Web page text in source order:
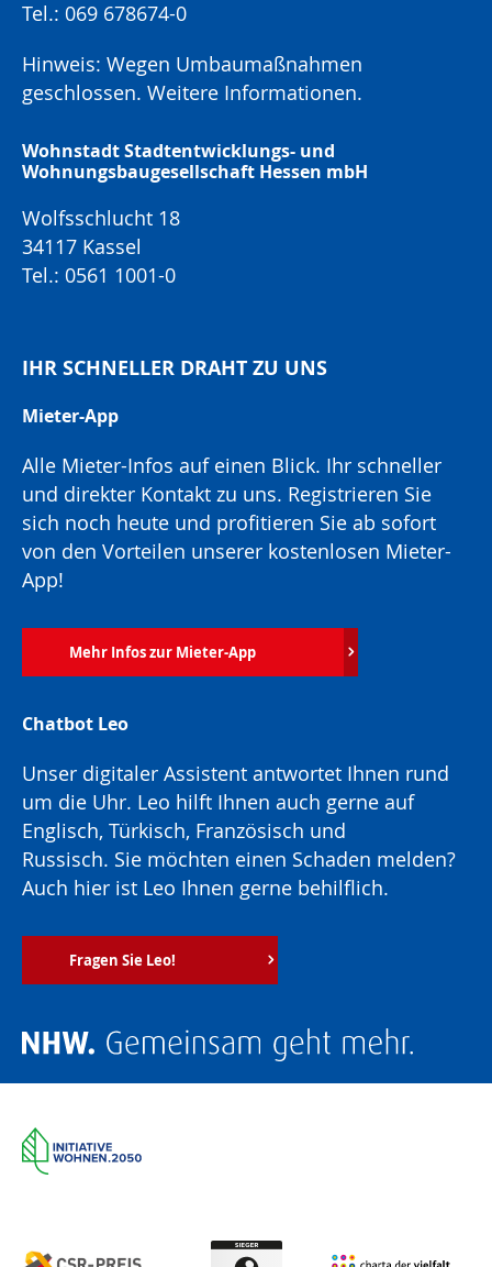
Tel.: 069 678674-0
Hinweis: Wegen Umbaumaßnahmen
geschlossen. Weitere Informationen.
Wohnstadt Stadtentwicklungs- und
Wohnungsbaugesellschaft Hessen mbH
Wolfsschlucht 18
34117 Kassel
Tel.: 0561 1001-0
IHR SCHNELLER DRAHT ZU UNS
Mieter-App
Alle Mieter-Infos auf einen Blick. Ihr schneller
und direkter Kontakt zu uns. Registrieren Sie
sich noch heute und profitieren Sie ab sofort
von den Vorteilen unserer kostenlosen Mieter-
App!
Mehr Infos zur Mieter-App
Chatbot Leo
Unser digitaler Assistent antwortet Ihnen rund
um die Uhr. Leo hilft Ihnen auch gerne auf
Englisch, Türkisch, Französisch und
Russisch. Sie möchten einen Schaden melden?
Auch hier ist Leo Ihnen gerne behilflich.
Fragen Sie Leo!